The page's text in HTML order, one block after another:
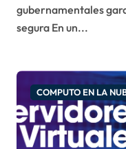
gubernamentales
segura En un...
COMPUTO EN LA